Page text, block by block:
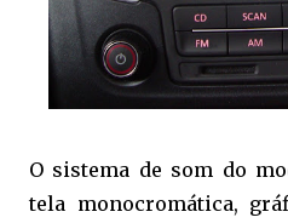
O sistema de som do
tela monocromática,